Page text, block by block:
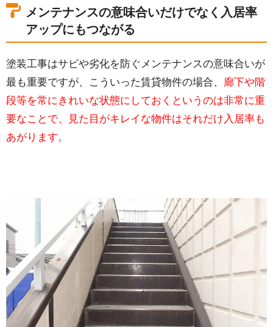
メンテナンスの意味合いだけでなく入居率
アップにもつながる
塗装工事はサビや劣化を防ぐメンテナンスの意味合いが
最も重要ですが、こういった賃貸物件の場合、
廊下や階
段等を常にきれいな状態にしておくというのは非常に重
要なことで、見た目がキレイな物件はそれだけ入居率も
あがります。